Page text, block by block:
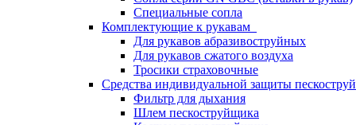
Специальные сопла
Комплектующие к рукавам
Для рукавов абразивоструйных
Для рукавов сжатого воздуха
Тросики страховочные
Средства индивидуальной защиты
Фильтр для дыхания
Шлем пескоструйщика